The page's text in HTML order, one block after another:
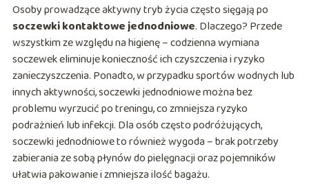
Osoby prowadzące aktywny tryb życia często sięgają po
soczewki kontaktowe jednodniowe. Dlaczego? Przede
wszystkim ze względu na higienę – codzienna wymiana
soczewek eliminuje konieczność ich czyszczenia i ryzyko
zanieczyszczenia. Ponadto, w przypadku sportów wodnych lub
innych aktywności, soczewki jednodniowe można bez
problemu wyrzucić po treningu, co zmniejsza ryzyko
podrażnień lub infekcji. Dla osób często podróżujących,
soczewki jednodniowe to również wygoda – brak potrzeby
zabierania ze sobą płynów do pielęgnacji oraz pojemników
ułatwia pakowanie i zmniejsza ilość bagażu.